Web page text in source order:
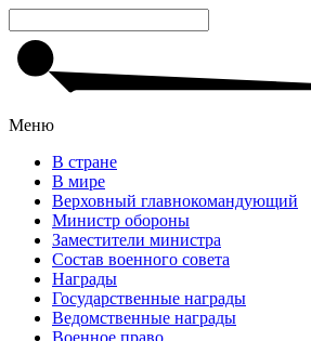
Меню
В стране
В мире
Верховный главнокомандующий
Министр обороны
Заместители министра
Состав военного совета
Награды
Государственные награды
Ведомственные награды
Военное право